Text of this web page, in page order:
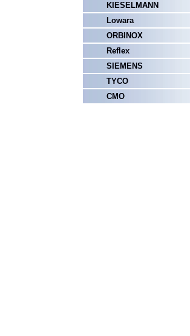
KIESELMANN
Lowara
ORBINOX
Reflex
SIEMENS
TYCO
СМО